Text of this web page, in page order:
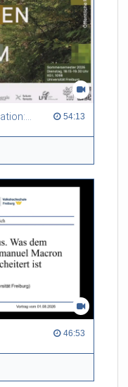
Between tradition and transformation: how owners, advisers and institutions co-create knowledge for resilient forests in Europe 54:13
46:53